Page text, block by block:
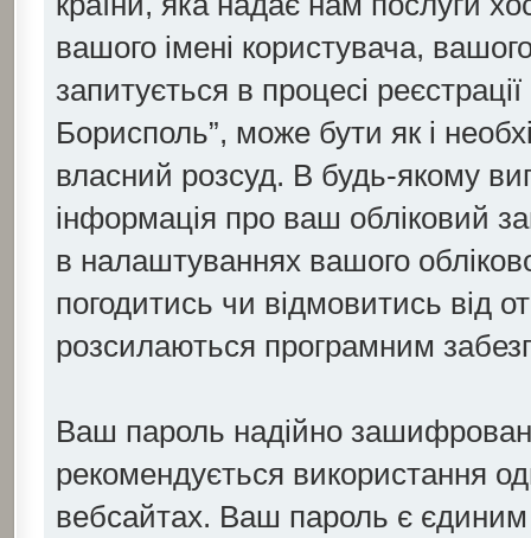
вашого імені користувача,
запитується в процесі
Борисполь”, може бути як і
власний розсуд. В будь-якому
інформація про ваш обліковий
в налаштуваннях вашого
погодитись чи відмовитись від
розсилаються програмним
Ваш пароль надійно
рекомендується використання
вебсайтах. Ваш пароль є єдиним